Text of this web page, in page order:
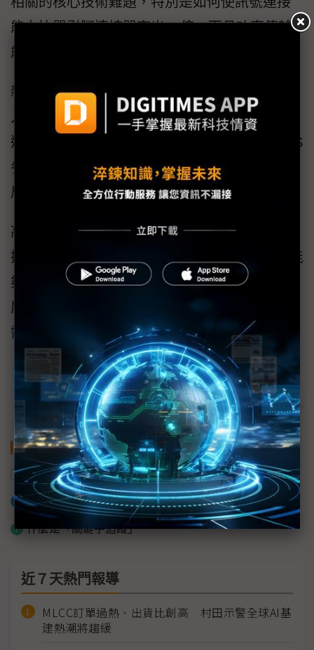
能力比單引腳連接器高出80倍，而且功率傳輸
能力提升4倍。
新型四排屏蔽設計提供適用傳輸模型的電源輸
入與輸出功能，單一板對板連接器內可整合多
達80個引腳。此外，在80引腳的訊號設計中，S
參數輸入規格還可分配至指定的首選引腳布
局。
高度創新的四排屏蔽結構可顯著降低電磁干
擾，滿足嚴苛的電磁干擾 / 電磁相容性標準，能
夠減輕法規測試負擔，並加快產品認證流程。
屏蔽功能也可確保通訊零誤差，無縫支援營運
需求，延長系統的整體運行時間。
關鍵字
Molex 連接器
加入已選取到「關鍵字追蹤」
什麼是「關鍵字追蹤」
近７天熱門報導
MLCC訂單過熱、出貨比創高 村田示警全球AI基
建熱潮將趨緩